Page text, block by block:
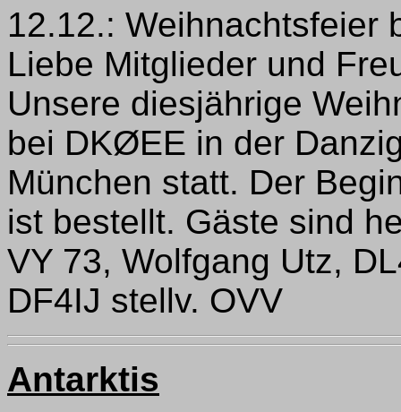
12.12.: Weihnachtsfeier
Liebe Mitglieder und
Unsere diesjährige
bei DKØEE in der
München statt. Der
ist bestellt. Gäste sind
VY 73, Wolfgang Utz,
DF4IJ stellv. OVV
Antarktis